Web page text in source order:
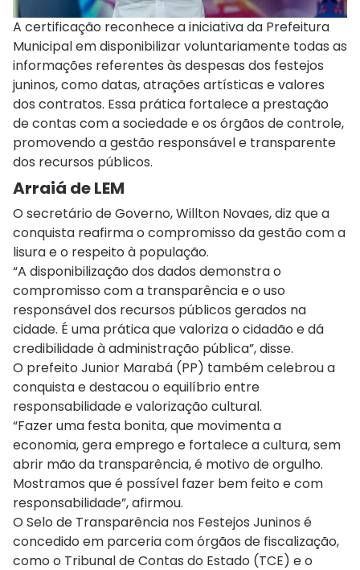
A certificação reconhece a iniciativa da Prefeitura
Municipal em disponibilizar voluntariamente todas as
informações referentes às despesas dos festejos
juninos, como datas, atrações artísticas e valores
dos contratos. Essa prática fortalece a prestação
de contas com a sociedade e os órgãos de controle,
promovendo a gestão responsável e transparente
dos recursos públicos.
Arraiá de LEM
O secretário de Governo, Willton Novaes, diz que a
conquista reafirma o compromisso da gestão com a
lisura e o respeito à população.
“A disponibilização dos dados demonstra o
compromisso com a transparência e o uso
responsável dos recursos públicos gerados na
cidade. É uma prática que valoriza o cidadão e dá
credibilidade à administração pública”, disse.
O prefeito Junior Marabá (PP) também celebrou a
conquista e destacou o equilíbrio entre
responsabilidade e valorização cultural.
“Fazer uma festa bonita, que movimenta a
economia, gera emprego e fortalece a cultura, sem
abrir mão da transparência, é motivo de orgulho.
Mostramos que é possível fazer bem feito e com
responsabilidade”, afirmou.
O Selo de Transparência nos Festejos Juninos é
concedido em parceria com órgãos de fiscalização,
como o Tribunal de Contas do Estado (TCE) e o